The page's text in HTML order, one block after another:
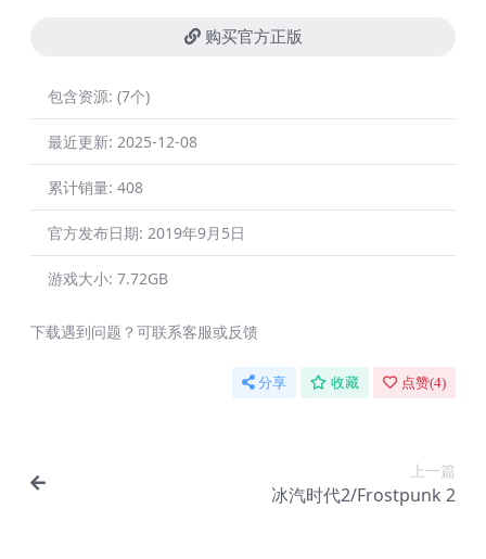
购买官方正版
包含资源: (7个)
最近更新: 2025-12-08
累计销量: 408
官方发布日期: 2019年9月5日
游戏大小: 7.72GB
下载遇到问题？可联系客服或反馈
分享 收藏 点赞(4)
上一篇
冰汽时代2/Frostpunk 2